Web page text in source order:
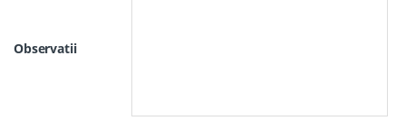
Observatii